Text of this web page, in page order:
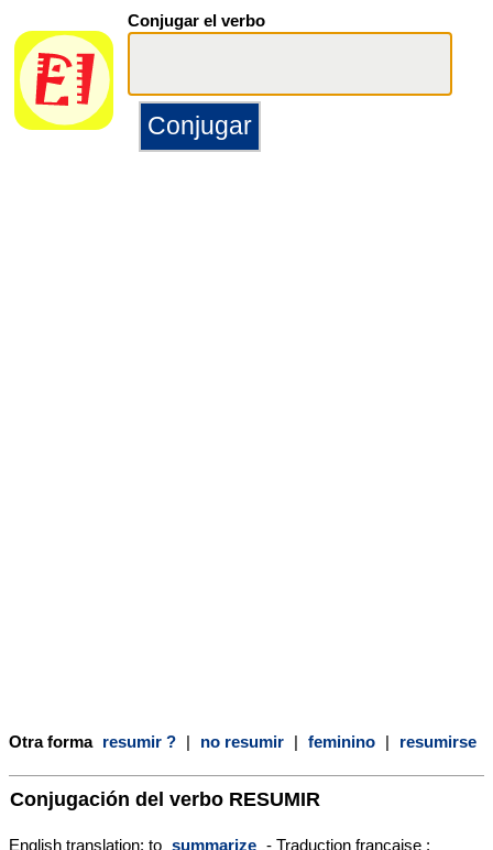
Conjugar el verbo
Otra forma resumir ? | no resumir | feminino | resumirse
Conjugación del verbo RESUMIR
English translation: to summarize - Traduction française :